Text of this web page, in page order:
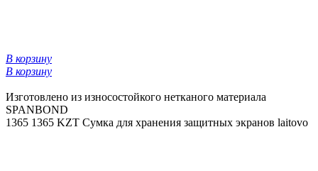
В корзину
В корзину
Изготовлено из износостойкого нетканого материала
SPANBOND
1365 1365 KZT Сумка для хранения защитных экранов laitovo